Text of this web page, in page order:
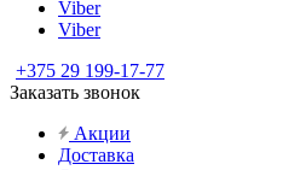
Viber
Viber
+375 29 199-17-77
Заказать звонок
Акции
Доставка